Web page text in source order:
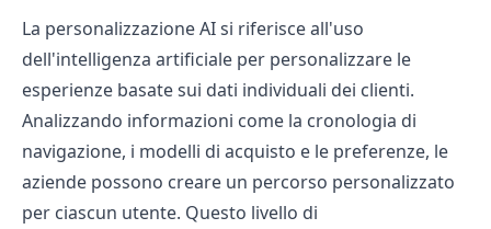
La personalizzazione AI si riferisce all'uso
dell'intelligenza artificiale per personalizzare le
esperienze basate sui dati individuali dei clienti.
Analizzando informazioni come la cronologia di
navigazione, i modelli di acquisto e le preferenze, le
aziende possono creare un percorso personalizzato
per ciascun utente. Questo livello di